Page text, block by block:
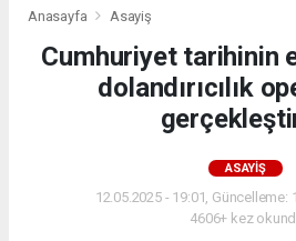
Anasayfa Asayiş
Cumhuriyet tarihinin
dolandırıcılık
ASAYIŞ
12.05.2025 - 19:01, Güncelleme:
4606+ kez